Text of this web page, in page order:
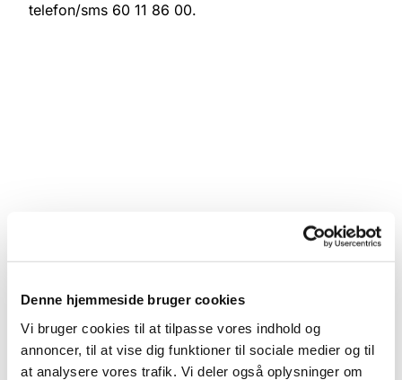
Denne hjemmeside bruger cookies
Vi bruger cookies til at tilpasse vores indhold og
annoncer, til at vise dig funktioner til sociale medier og til
at analysere vores trafik. Vi deler også oplysninger om
telefon/sms 60 11 86 00.